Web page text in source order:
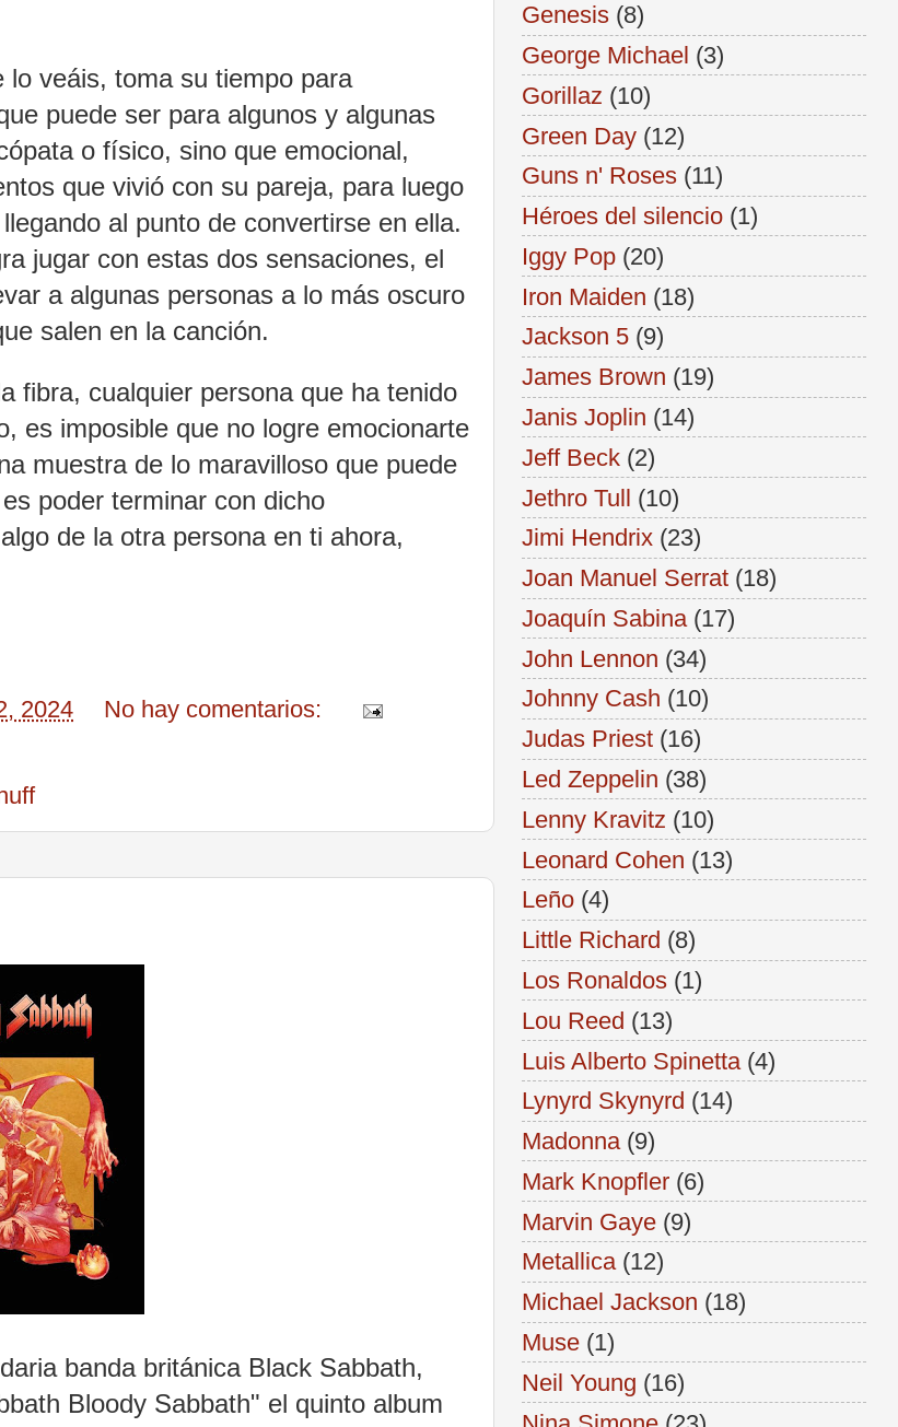
veáis, toma su tiempo para
puede ser para algunos y algunas
o físico, sino que emocional,
que vivió con su pareja, para luego
al punto de convertirse en ella.
jugar con estas dos sensaciones, el
a algunas personas a lo más oscuro
salen en la canción.
fibra, cualquier persona que ha tenido
es imposible que no logre emocionarte
muestra de lo maravilloso que puede
poder terminar con dicho
de la otra persona en ti ahora,
2024 No hay comentarios:
banda británica Black Sabbath,
Bloody Sabbath" el quinto album
Genesis (8)
George Michael (3)
Gorillaz (10)
Green Day (12)
Guns n' Roses (11)
Héroes del silencio (1)
Iggy Pop (20)
Iron Maiden (18)
Jackson 5 (9)
James Brown (19)
Janis Joplin (14)
Jeff Beck (2)
Jethro Tull (10)
Jimi Hendrix (23)
Joan Manuel Serrat (18)
Joaquín Sabina (17)
John Lennon (34)
Johnny Cash (10)
Judas Priest (16)
Led Zeppelin (38)
Lenny Kravitz (10)
Leonard Cohen (13)
Leño (4)
Little Richard (8)
Los Ronaldos (1)
Lou Reed (13)
Luis Alberto Spinetta (4)
Lynyrd Skynyrd (14)
Madonna (9)
Mark Knopfler (6)
Marvin Gaye (9)
Metallica (12)
Michael Jackson (18)
Muse (1)
Neil Young (16)